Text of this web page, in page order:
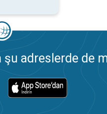
şu adreslerde de